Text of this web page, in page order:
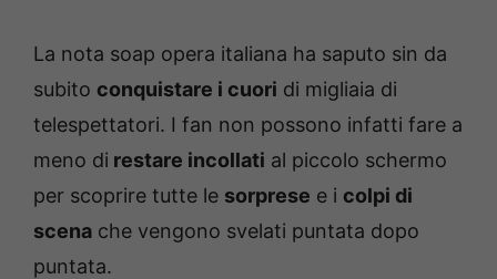
La nota soap opera italiana ha saputo sin da
subito conquistare i cuori di migliaia di
telespettatori. I fan non possono infatti fare a
meno di restare incollati al piccolo schermo
per scoprire tutte le sorprese e i colpi di
scena che vengono svelati puntata dopo
puntata.